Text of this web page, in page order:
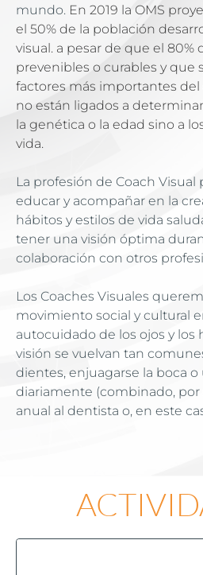
mundo. En 2019 la OMS
el 50% de la población
visual. a pesar de que el 80%
prevenibles o curables y que
factores más importantes
no están ligados a
la genética o la edad sino a
vida.
La profesión de Coach
educar y acompañar en la
hábitos y estilos de vida
tener una visión óptima
colaboración con otros
Los Coaches Visuales
movimiento social y cultural
autocuidado de los ojos y los
visión se vuelvan tan
dientes, enjuagarse la boca
diariamente (combinado, por
anual al dentista o, en este